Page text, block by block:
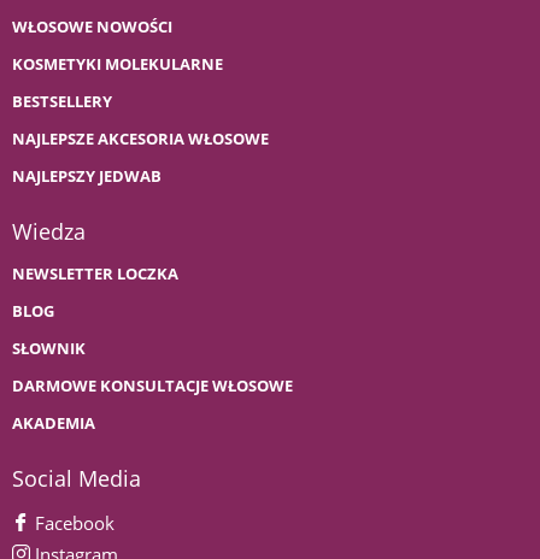
WŁOSOWE NOWOŚCI
KOSMETYKI MOLEKULARNE
BESTSELLERY
NAJLEPSZE AKCESORIA WŁOSOWE
NAJLEPSZY JEDWAB
Wiedza
NEWSLETTER LOCZKA
BLOG
SŁOWNIK
DARMOWE KONSULTACJE WŁOSOWE
AKADEMIA
Social Media
Facebook
Instagram